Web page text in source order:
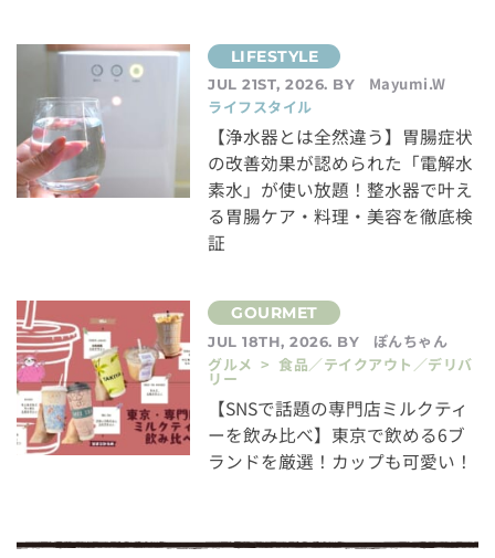
JUL 21ST, 2026. BY
Mayumi.W
ライフスタイル
【浄水器とは全然違う】胃腸症状
の改善効果が認められた「電解水
素水」が使い放題！整水器で叶え
る胃腸ケア・料理・美容を徹底検
証
JUL 18TH, 2026. BY
ぽんちゃん
グルメ > 食品／テイクアウト／デリバ
リー
【SNSで話題の専門店ミルクティ
ーを飲み比べ】東京で飲める6ブ
ランドを厳選！カップも可愛い！